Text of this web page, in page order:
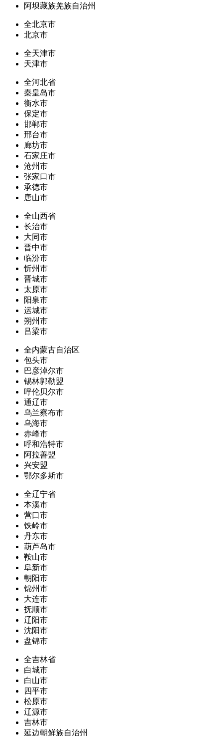
阿坝藏族羌族自治州
全北京市
北京市
全天津市
天津市
全河北省
秦皇岛市
衡水市
保定市
邯郸市
邢台市
廊坊市
石家庄市
沧州市
张家口市
承德市
唐山市
全山西省
长治市
大同市
晋中市
临汾市
忻州市
晋城市
太原市
阳泉市
运城市
朔州市
吕梁市
全内蒙古自治区
包头市
巴彦淖尔市
锡林郭勒盟
呼伦贝尔市
通辽市
乌兰察布市
乌海市
赤峰市
呼和浩特市
阿拉善盟
兴安盟
鄂尔多斯市
全辽宁省
本溪市
营口市
铁岭市
丹东市
葫芦岛市
鞍山市
阜新市
朝阳市
锦州市
大连市
抚顺市
辽阳市
沈阳市
盘锦市
全吉林省
白城市
白山市
四平市
松原市
辽源市
吉林市
延边朝鲜族自治州